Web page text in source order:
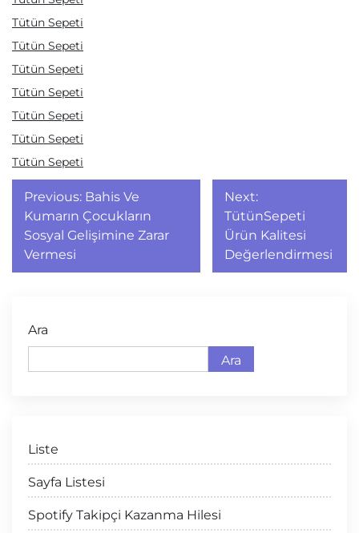
Tütün Sepeti
Tütün Sepeti
Tütün Sepeti
Tütün Sepeti
Tütün Sepeti
Tütün Sepeti
Tütün Sepeti
Yazı
gezinmesi
Previous: Bahis Ve
Kumarın Çocukların
Sosyal Gelişimine Zarar
Vermesi
Next:
TütünSepeti
Ürün Kalitesi
Değerlendirmesi
Ara
Ara
Liste
Sayfa Listesi
Spotify Takipçi Kazanma Hilesi